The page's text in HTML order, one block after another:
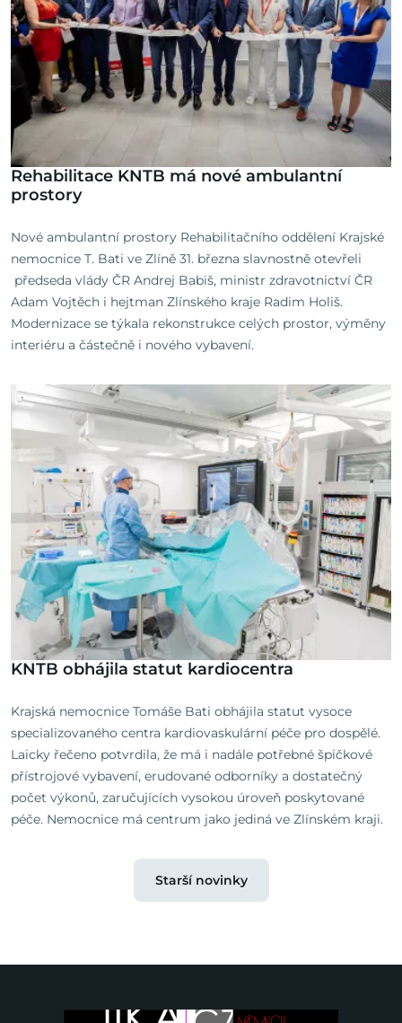
Rehabilitace KNTB má nové ambulantní
prostory
Nové ambulantní prostory Rehabilitačního oddělení Krajské
nemocnice T. Bati ve Zlíně 31. března slavnostně otevřeli
předseda vlády ČR Andrej Babiš, ministr zdravotnictví ČR
Adam Vojtěch i hejtman Zlínského kraje Radim Holiš.
Modernizace se týkala rekonstrukce celých prostor, výměny
interiéru a částečně i nového vybavení.
KNTB obhájila statut kardiocentra
Krajská nemocnice Tomáše Bati obhájila statut vysoce
specializovaného centra kardiovaskulární péče pro dospělé.
Laicky řečeno potvrdila, že má i nadále potřebné špičkové
přístrojové vybavení, erudované odborníky a dostatečný
počet výkonů, zaručujících vysokou úroveň poskytované
péče. Nemocnice má centrum jako jediná ve Zlínském kraji.
Starší novinky